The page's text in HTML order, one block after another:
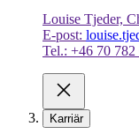
Louise Tjeder,
E-post:
Tel.: +46 70 782
Karriär